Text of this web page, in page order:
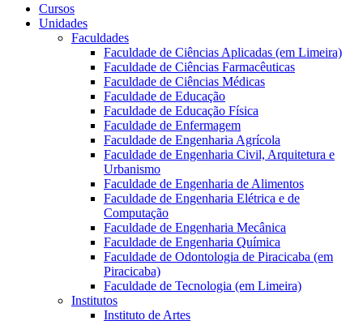
Cursos
Unidades
Faculdades
Faculdade de Ciências Aplicadas (em Limeira)
Faculdade de Ciências Farmacêuticas
Faculdade de Ciências Médicas
Faculdade de Educação
Faculdade de Educação Física
Faculdade de Enfermagem
Faculdade de Engenharia Agrícola
Faculdade de Engenharia Civil, Arquitetura e
Urbanismo
Faculdade de Engenharia de Alimentos
Faculdade de Engenharia Elétrica e de
Computação
Faculdade de Engenharia Mecânica
Faculdade de Engenharia Química
Faculdade de Odontologia de Piracicaba (em
Piracicaba)
Faculdade de Tecnologia (em Limeira)
Institutos
Instituto de Artes